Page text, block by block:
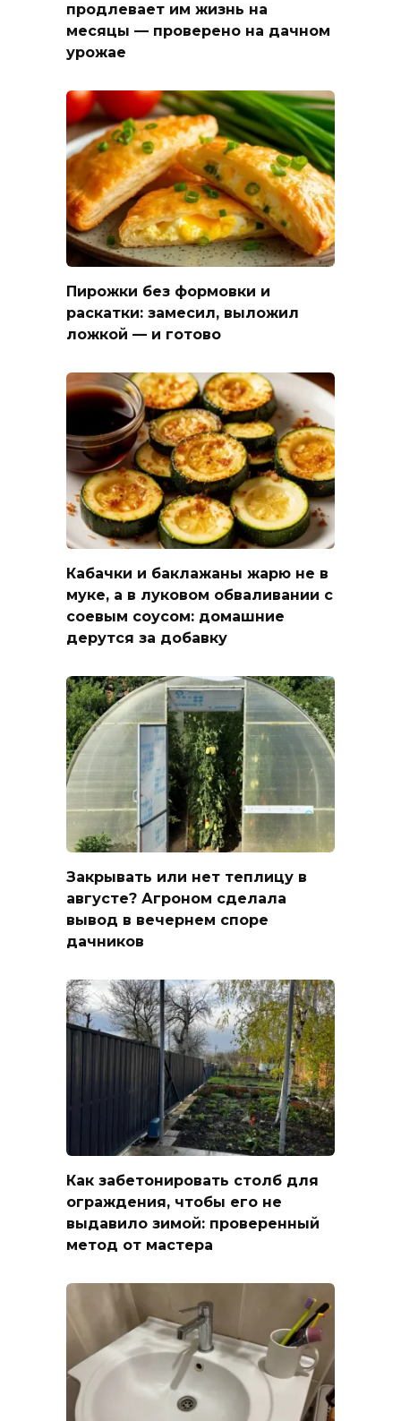
продлевает им жизнь на
месяцы — проверено на дачном
урожае
Пирожки без формовки и
раскатки: замесил, выложил
ложкой — и готово
Кабачки и баклажаны жарю не в
муке, а в луковом обваливании с
соевым соусом: домашние
дерутся за добавку
Закрывать или нет теплицу в
августе? Агроном сделала
вывод в вечернем споре
дачников
Как забетонировать столб для
ограждения, чтобы его не
выдавило зимой: проверенный
метод от мастера